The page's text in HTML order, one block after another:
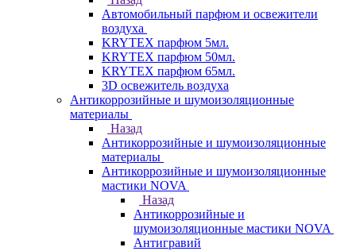
Автомобильный парфюм и освежители
воздуха
KRYTEX парфюм 5мл.
KRYTEX парфюм 50мл.
KRYTEX парфюм 65мл.
3D освежитель воздуха
Антикоррозийные и шумоизоляционные
материалы
Назад
Антикоррозийные и шумоизоляционные
материалы
Антикоррозийные и шумоизоляционные
мастики NOVA
Назад
Антикоррозийные и
шумоизоляционные мастики NOVA
Антигравий